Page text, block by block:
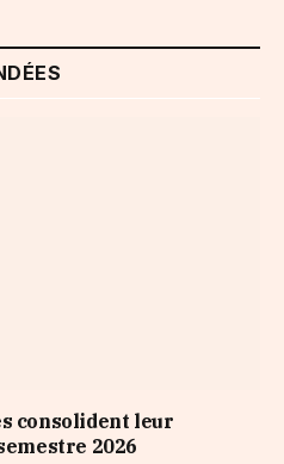
consolident leur
2026